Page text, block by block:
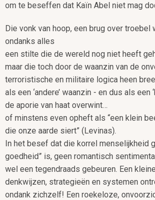
om te beseffen dat Kaïn Abel niet mag
Die vonk van hoop, een brug over troebel
ondanks alles
een stilte die de wereld nog niet heeft
maar die toch door de waanzin van de
terroristische en militaire logica heen
als een ‘andere’ waanzin - en dus als een
de aporie van haat overwint…
of minstens even opheft als “een klein
die onze aarde siert” (Levinas).
In het besef dat die korrel menselijkheid
goedheid” is, geen romantisch
wel een tegendraads gebeuren. Een
denkwijzen, strategieën en systemen
ondank zichzelf! Een roekeloze,